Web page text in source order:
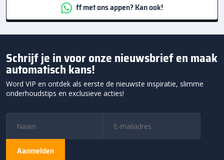
ff met ons appen? Kan ook!
Schrijf je in voor onze nieuwsbrief en maak
automatisch kans!
Word VIP en ontdek als eerste de nieuwste inspiratie, slimme
onderhoudstips en exclusieve acties!